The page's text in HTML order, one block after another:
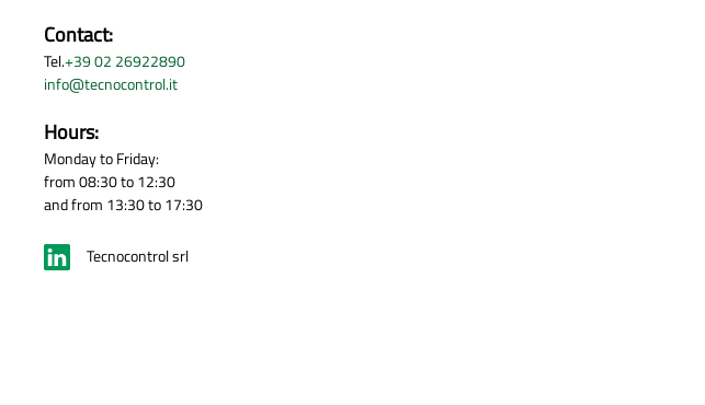
Contact:
Tel.+39 02 26922890
info@tecnocontrol.it
Hours:
Monday to Friday:
from 08:30 to 12:30
and from 13:30 to 17:30
Tecnocontrol srl